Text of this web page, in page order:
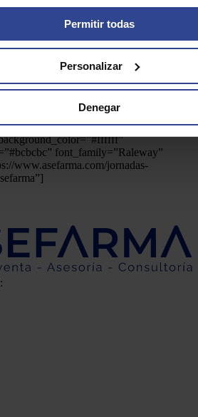
Permitir todas
Personalizar
Denegar
gradient=”no”
PARA LA FARMACIA DE HOY”
color=”#000000″
font_family=”Raleway”
para-la-farmacia-de-hoy”]
font_weight=”700″
text=”II JORNADA ASEFARMA”
color=”#000000″
font_family=”Raleway”
www.asefarma.com/jornadas-